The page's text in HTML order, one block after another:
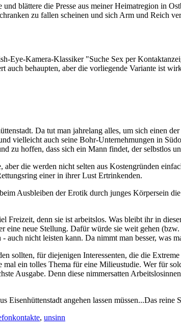
blättere die Presse aus meiner Heimatregion in
zu fallen scheinen und sich Arm und Reich
Eye-Kamera-Klassiker "Suche Sex per
auch behaupten, aber die vorliegende Variante ist
Da tut man jahrelang alles, um sich einen
vielleicht auch seine Bohr-Unternehmungen in
zu hoffen, dass sich ein Mann findet, der selbstlos
die werden nicht selten aus Kostengründen
einer in ihrer Lust Ertrinkenden.
Ausbleiben der Erotik durch junges Körpersein
denn sie ist arbeitslos. Was bleibt ihr in
neue Stellung. Dafür würde sie weit gehen
auch nicht leisten kann. Da nimmt man besser, was
sollten, für diejenigen Interessenten, die die
ein tolles Thema für eine Milieustudie. Wer für
Ausgabe. Denn diese nimmersatten
angehen lassen müssen...Das reine
, unsinn